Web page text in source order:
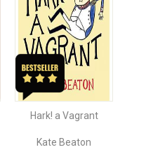
Hark! a Vagrant
Kate Beaton